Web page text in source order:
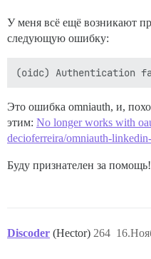
У меня всё ещё возникают
следующую ошибку:
Это ошибка omniauth, и,
этим: No longer works with
decioferreira/omniauth-
Буду признателен за помощь!
Discoder (Hector) 264